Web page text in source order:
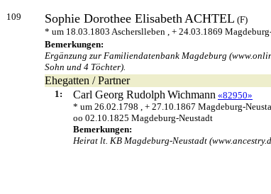
109 Sophie Dorothee ElisabethACHTEL (F)
* um 18.03.1803 Ascherslleben , + 24.03.1869
Bemerkungen:
Ergänzung zur Familiendatenbank Magdeburg
Sohn und 4 Töchter).
Ehegatten / Partner
1: Carl Georg Rudolph Wichmann «82950»
* um 26.02.1798 , + 27.10.1867 Magdeburg-
oo 02.10.1825 Magdeburg-Neustadt
Bemerkungen:
Heirat lt. KB Magdeburg-Neustadt